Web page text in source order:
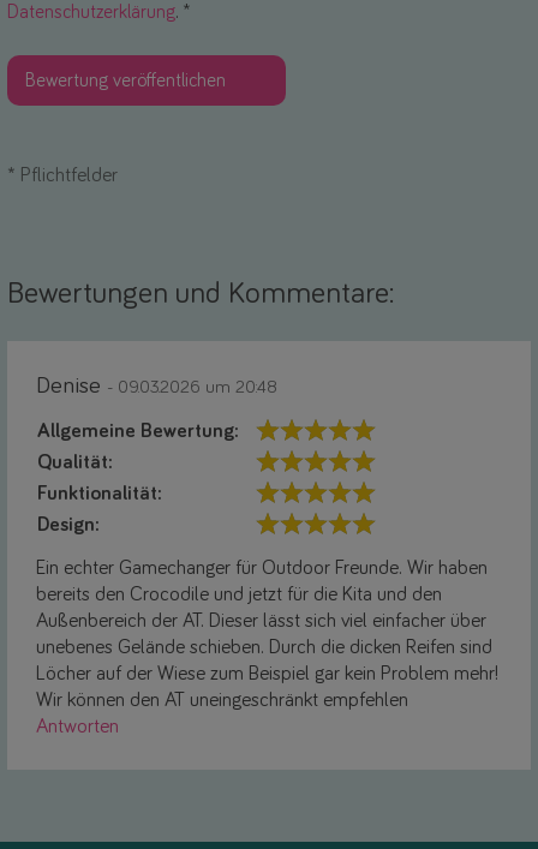
Datenschutzerklärung. *
* Pflichtfelder
Bewertungen und Kommentare:
Denise - 09.03.2026 um 20:48
Allgemeine Bewertung:
Qualität:
Funktionalität:
Design:
Ein echter Gamechanger für Outdoor Freunde. Wir haben
bereits den Crocodile und jetzt für die Kita und den
Außenbereich der AT. Dieser lässt sich viel einfacher über
unebenes Gelände schieben. Durch die dicken Reifen sind
Löcher auf der Wiese zum Beispiel gar kein Problem mehr!
Wir können den AT uneingeschränkt empfehlen
Antworten